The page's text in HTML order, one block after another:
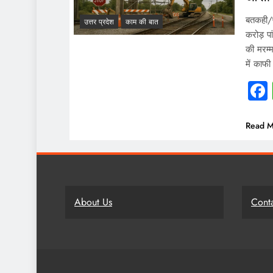
उत्तर प्रदेश काम की बात
करोड़
की
में
Read
About Us